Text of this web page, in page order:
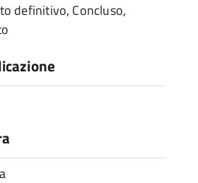
definitivo, Concluso,